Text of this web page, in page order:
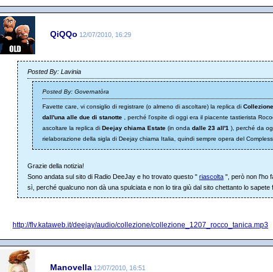
QiQQo 12/07/2010, 16:29
Posted By: Lavinia
Posted By: Governatòra
Favette care, vi consiglio di registrare (o almeno di ascoltare) la replica di
dall'una alle due di stanotte
, perché l'ospite di oggi era il piacente tastierista
ascoltare la replica di Deejay chiama Estate (in onda dalle 23 all'1 ), perché da
rielaborazione della sigla di Deejay chiama Italia, quindi sempre opera del
Grazie della notizia!
Sono andata sul sito di Radio DeeJay e ho trovato questo " riascolta ", però non l'ho
sì, perché qualcuno non dà una spulciata e non lo tira giù dal sito chettanto lo sapete
http://flv.kataweb.it/deejay/audio/collezione/collezione_1207_rocco_tanica.mp3
Manovella 12/07/2010, 16:51